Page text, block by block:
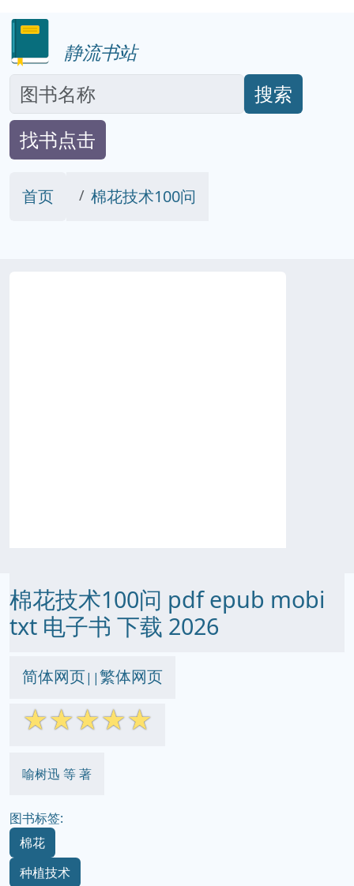
静流书站
搜索
找书点击
首页 棉花技术100问
棉花技术100问 pdf epub mobi
txt 电子书 下载 2026
简体网页||繁体网页
☆☆☆☆☆
喻树迅 等 著
图书标签:
棉花
种植技术